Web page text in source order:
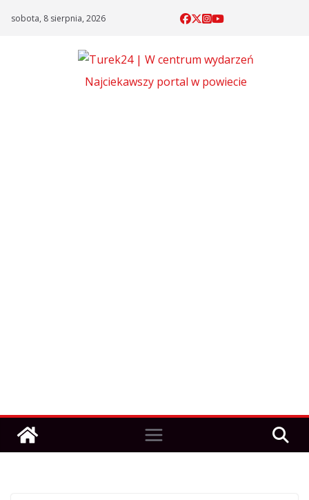
sobota, 8 sierpnia, 2026
Najciekawszy portal w powiecie